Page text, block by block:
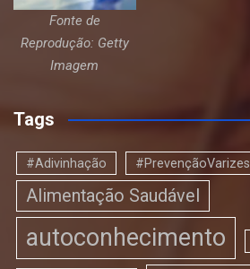
Fonte de
Reprodução: Getty
Imagem
Tags
#Adivinhação #PrevençãoVarizes
Alimentação Saudável
autoconhecimento